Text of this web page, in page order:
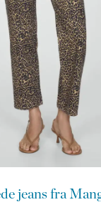
jeans fra